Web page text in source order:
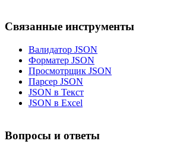
Связанные инструменты
Валидатор JSON
Форматер JSON
Просмотрщик JSON
Парсер JSON
JSON в Текст
JSON в Excel
Вопросы и ответы